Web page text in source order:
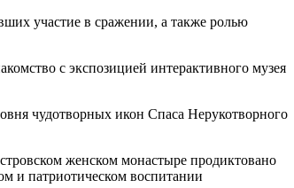
участие в сражении, а также ролью
с экспозицией интерактивного музея
чудотворных икон Спаса Нерукотворного
женском монастыре продиктовано
и патриотическом воспитании